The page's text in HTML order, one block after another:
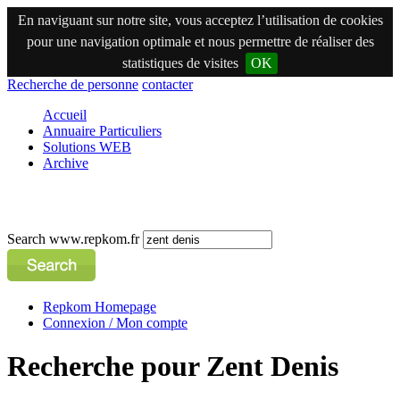
En naviguant sur notre site, vous acceptez l’utilisation de cookies
pour une navigation optimale et nous permettre de réaliser des
statistiques de visites
OK
Recherche de personne contacter
Accueil
Annuaire Particuliers
Solutions WEB
Archive
Search www.repkom.fr
Repkom Homepage
Connexion / Mon compte
Recherche pour Zent Denis